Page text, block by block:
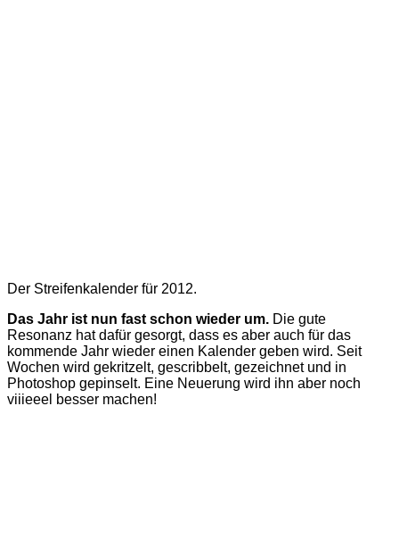
Der Streifenkalender für 2012.
Das Jahr ist nun fast schon wieder um. Die gute
Resonanz hat dafür gesorgt, dass es aber auch für das
kommende Jahr wieder einen Kalender geben wird. Seit
Wochen wird gekritzelt, gescribbelt, gezeichnet und in
Photoshop gepinselt. Eine Neuerung wird ihn aber noch
viiieeel besser machen!